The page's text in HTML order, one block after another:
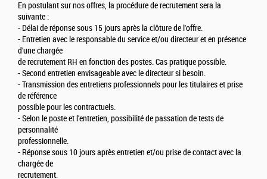
En postulant sur nos offres, la procédure de recrutement sera la
suivante :
- Délai de réponse sous 15 jours après la clôture de l'offre.
- Entretien avec le responsable du service et/ou directeur et en présence
d'une chargée
de recrutement RH en fonction des postes. Cas pratique possible.
- Second entretien envisageable avec le directeur si besoin.
- Transmission des entretiens professionnels pour les titulaires et prise
de référence
possible pour les contractuels.
- Selon le poste et l'entretien, possibilité de passation de tests de
personnalité
professionnelle.
- Réponse sous 10 jours après entretien et/ou prise de contact avec la
chargée de
recrutement.